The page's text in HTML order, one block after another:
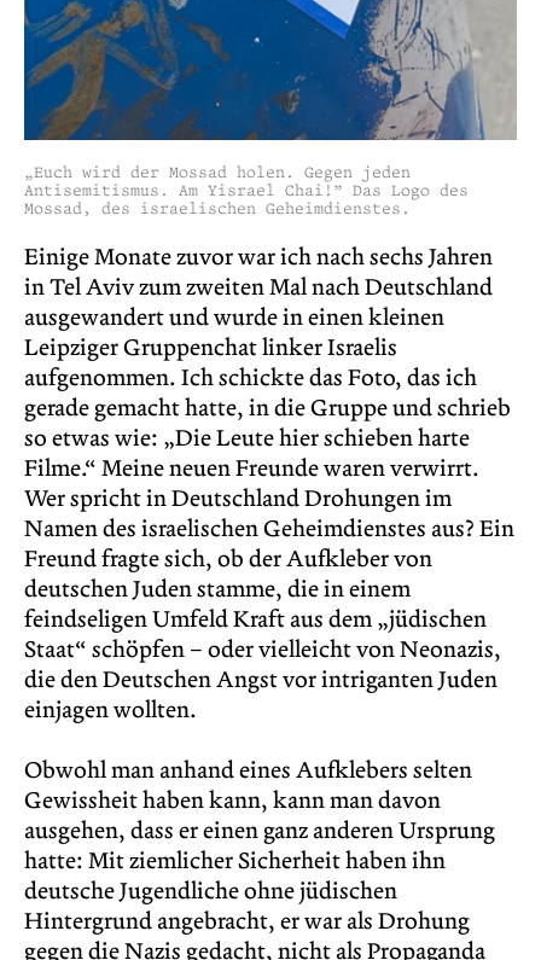
„Euch wird der Mossad holen. Gegen jeden
Antisemitismus. Am Yisrael Chai!” Das Logo des
Mossad, des israelischen Geheimdienstes.
Einige Monate zuvor war ich nach sechs Jahren
in Tel Aviv zum zweiten Mal nach Deutschland
ausgewandert und wurde in einen kleinen
Leipziger Gruppenchat linker Israelis
aufgenommen. Ich schickte das Foto, das ich
gerade gemacht hatte, in die Gruppe und schrieb
so etwas wie: „Die Leute hier schieben harte
Filme.“ Meine neuen Freunde waren verwirrt.
Wer spricht in Deutschland Drohungen im
Namen des israelischen Geheimdienstes aus? Ein
Freund fragte sich, ob der Aufkleber von
deutschen Juden stamme, die in einem
feindseligen Umfeld Kraft aus dem „jüdischen
Staat“ schöpfen – oder vielleicht von Neonazis,
die den Deutschen Angst vor intriganten Juden
einjagen wollten.
Obwohl man anhand eines Aufklebers selten
Gewissheit haben kann, kann man davon
ausgehen, dass er einen ganz anderen Ursprung
hatte: Mit ziemlicher Sicherheit haben ihn
deutsche Jugendliche ohne jüdischen
Hintergrund angebracht, er war als Drohung
gegen die Nazis gedacht, nicht als Propaganda